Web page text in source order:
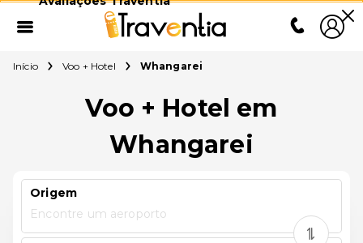
Início Voo + Hotel Whangarei
Voo + Hotel em
Whangarei
Origem
Encontre um aeroporto